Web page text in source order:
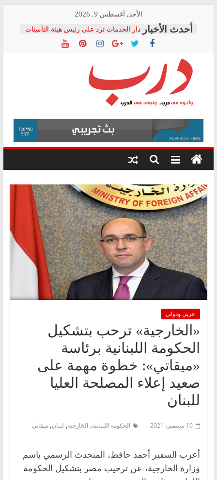
content
الأحد, أغسطس 9, 2026
دار الخدمات ترد على رئيس هيئة التأمينات
بعد مؤتمره الصحفي: إنكار الأزمة لا ينهي
معاناة أصحاب المعاشات.. ونطالب بكشف
فرحات سليمان يكتب: القطاع الصحي إلى
أين؟
حزب التحالف الشعبي يطلق لجنة “الحق
في الصحة” بالإسكندرية لرصد الانتهاكات
ودعم المرضى
الوزاري لمدينة الصحفيين.. وانتهاء أعمال
إنشاء المبنى الإداري
المجلس القومي لحقوق الإنسان يعلن
متابعة قضية الدكتور محمد زهران.. ويؤكد:
قرينة البراءة وضمانات المحاكمة العادلة
درب
وأتوه
درب..
وتبقى
هي
عربي ودولي
«الخارجية» ترحب بتشكيل
الحكومة اللبنانية برئاسة
«ميقاتي»: خطوة مهمة على
صعيد إعلاء المصلحة العليا
للبنان
10 سبتمبر، 2021 الحكومة اللبنانية, الخارجية, لبنان, ميقاتي
أعرب السفير أحمد حافظ، المتحدث الرسمي باسم
وزارة الخارجية، عن ترحيب مصر بتشكيل الحكومة